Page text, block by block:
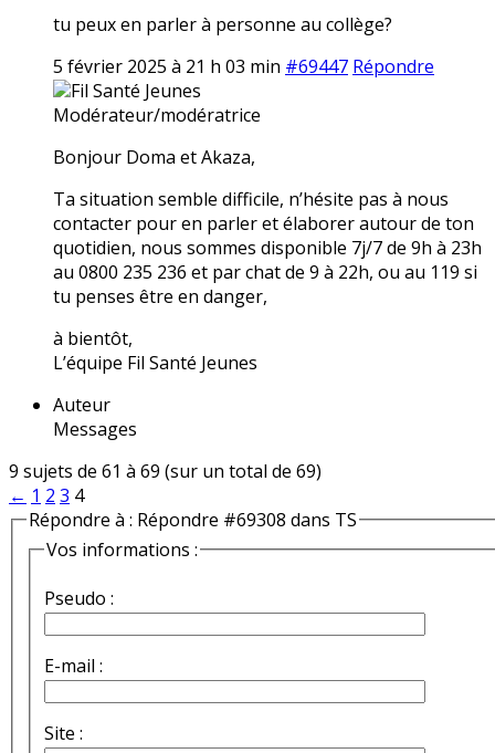
tu peux en parler à personne au collège?
5 février 2025 à 21 h 03 min #69447 Répondre
Fil Santé Jeunes
Modérateur/modératrice
Bonjour Doma et Akaza,
Ta situation semble difficile, n’hésite pas à nous
contacter pour en parler et élaborer autour de ton
quotidien, nous sommes disponible 7j/7 de 9h à 23h
au 0800 235 236 et par chat de 9 à 22h, ou au 119 si
tu penses être en danger,
à bientôt,
L’équipe Fil Santé Jeunes
Auteur
Messages
9 sujets de 61 à 69 (sur un total de 69)
← 1 2 3 4
Répondre à : Répondre #69308 dans TS
Vos informations :
Pseudo :
E-mail :
Site :